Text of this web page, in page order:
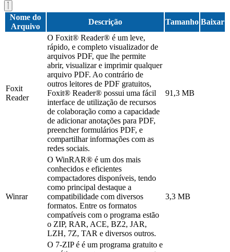
Nome do
Arquivo
Descrição Tamanho Baixar
Foxit
Reader
O Foxit® Reader® é um leve,
rápido, e completo visualizador de
arquivos PDF, que lhe permite
abrir, visualizar e imprimir qualquer
arquivo PDF. Ao contrário de
outros leitores de PDF gratuitos,
Foxit® Reader® possui uma fácil
interface de utilização de recursos
de colaboração como a capacidade
de adicionar anotações para PDF,
preencher formulários PDF, e
compartilhar informações com as
redes sociais.
91,3 MB
Winrar
O WinRAR® é um dos mais
conhecidos e eficientes
compactadores disponíveis, tendo
como principal destaque a
compatibilidade com diversos
formatos. Entre os formatos
compatíveis com o programa estão
o ZIP, RAR, ACE, BZ2, JAR,
LZH, 7Z, TAR e diversos outros.
3,3 MB
O 7-ZIP é é um programa gratuito e